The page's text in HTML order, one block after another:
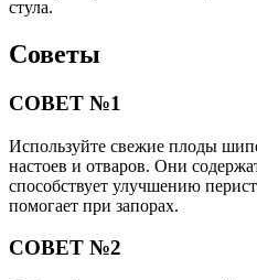
стула.
Советы
СОВЕТ №1
Используйте свежие плоды
настоев и отваров. Они
способствует улучшению
помогает при запорах.
СОВЕТ №2